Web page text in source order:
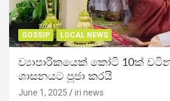
GOSSIP LOCAL NEWS
ව්‍යාපාරිකයෙක් කෝටි 10ක්
ශාසනයට පූජා කරයි
June 1, 2025 iri news